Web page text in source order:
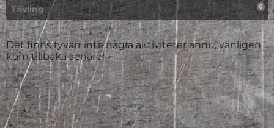
Tävling 0
Det finns tyvärr inte några aktiviteter ännu, vänligen
kom tillbaka senare!